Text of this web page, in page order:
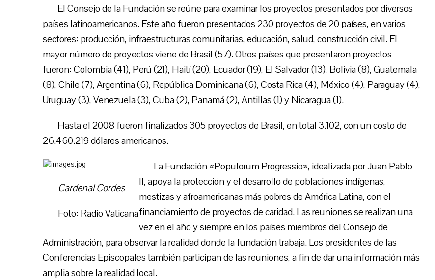
El Consejo de la Fundación se reúne para examinar los proyectos presentados por diversos
países latinoamericanos. Este año fueron presentados 230 proyectos de 20 países, en varios
sectores: producción, infraestructuras comunitarias, educación, salud, construcción civil. El
mayor número de proyectos viene de Brasil (57). Otros países que presentaron proyectos
fueron: Colombia (41), Perú (21), Haití (20), Ecuador (19), El Salvador (13), Bolivia (8), Guatemala
(8), Chile (7), Argentina (6), República Dominicana (6), Costa Rica (4), México (4), Paraguay (4),
Uruguay (3), Venezuela (3), Cuba (2), Panamá (2), Antillas (1) y Nicaragua (1).
Hasta el 2008 fueron finalizados 305 proyectos de Brasil, en total 3.102, con un costo de
26.460.219 dólares americanos.
Cardenal Cordes
Foto: Radio Vaticana
La Fundación «Populorum Progressio», idealizada por Juan Pablo
II, apoya la protección y el desarrollo de poblaciones indígenas,
mestizas y afroamericanas más pobres de América Latina, con el
financiamiento de proyectos de caridad. Las reuniones se realizan una
vez en el año y siempre en los países miembros del Consejo de
Administración, para observar la realidad donde la fundación trabaja. Los presidentes de las
Conferencias Episcopales también participan de las reuniones, a fin de dar una información más
amplia sobre la realidad local.